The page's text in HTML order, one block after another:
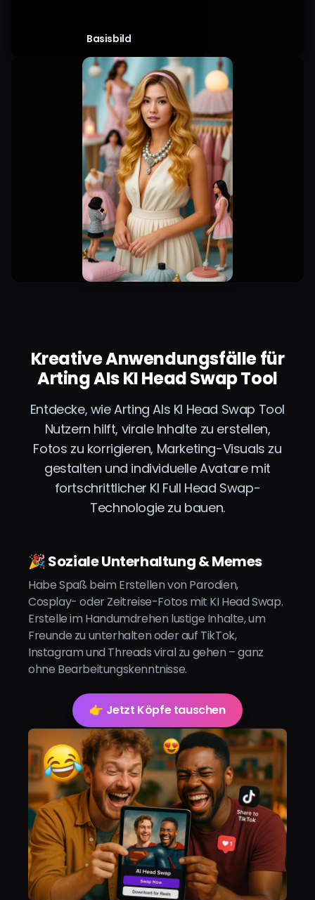
Basisbild
Kreative Anwendungsfälle für
Arting AIs KI Head Swap Tool
Entdecke, wie Arting AIs KI Head Swap Tool
Nutzern hilft, virale Inhalte zu erstellen,
Fotos zu korrigieren, Marketing-Visuals zu
gestalten und individuelle Avatare mit
fortschrittlicher KI Full Head Swap-
Technologie zu bauen.
🎉 Soziale Unterhaltung & Memes
Habe Spaß beim Erstellen von Parodien,
Cosplay- oder Zeitreise-Fotos mit KI Head Swap.
Erstelle im Handumdrehen lustige Inhalte, um
Freunde zu unterhalten oder auf TikTok,
Instagram und Threads viral zu gehen – ganz
ohne Bearbeitungskenntnisse.
👉 Jetzt Köpfe tauschen